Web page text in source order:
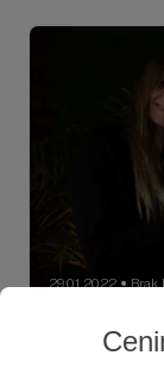
29.01.2022 ● Brak
Sesja
Heloo